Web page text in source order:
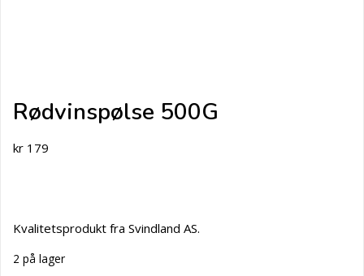
Rødvinspølse 500G
kr 179
Kvalitetsprodukt fra Svindland AS.
2 på lager